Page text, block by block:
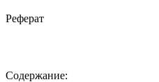
Реферат
Содержание: